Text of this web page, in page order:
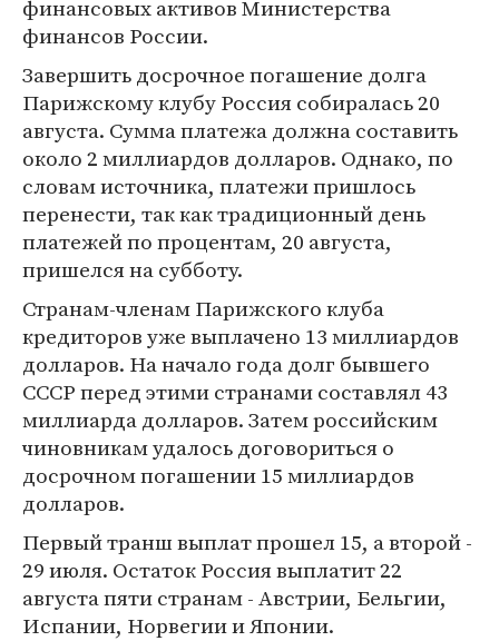
финансовых активов Министерства
финансов России.
Завершить досрочное погашение долга
Парижскому клубу Россия собиралась 20
августа. Сумма платежа должна составить
около 2 миллиардов долларов. Однако, по
словам источника, платежи пришлось
перенести, так как традиционный день
платежей по процентам, 20 августа,
пришелся на субботу.
Странам-членам Парижского клуба
кредиторов уже выплачено 13 миллиардов
долларов. На начало года долг бывшего
СССР перед этими странами составлял 43
миллиарда долларов. Затем российским
чиновникам удалось договориться о
досрочном погашении 15 миллиардов
долларов.
Первый транш выплат прошел 15, а второй -
29 июля. Остаток Россия выплатит 22
августа пяти странам - Австрии, Бельгии,
Испании, Норвегии и Японии.